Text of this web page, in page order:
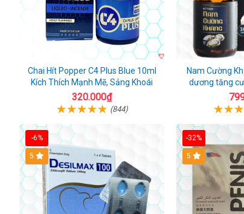
Chai Hít Popper C4 Plus Blue 10ml
Kích Thích Mạnh Mẽ, Sảng Khoái
320.000₫
(844)
Nam Cường
dương tăng
-6%
5
-32%
5